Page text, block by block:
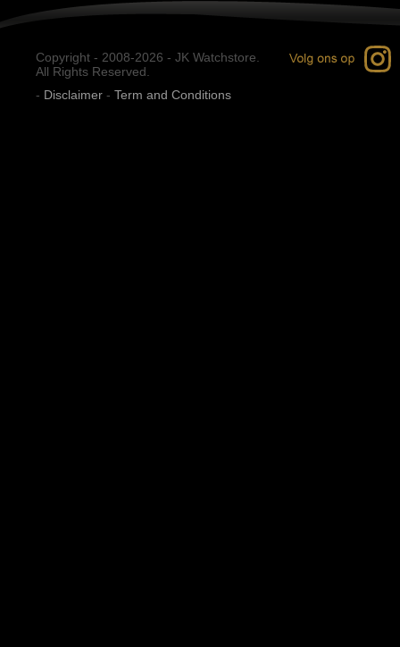
Copyright - 2008-2026 - JK Watchstore.
All Rights Reserved.
- Disclaimer - Term and Conditions